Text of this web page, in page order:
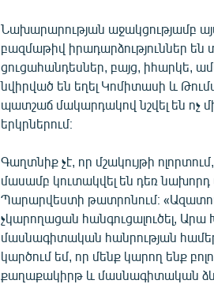
Նախարարության աջակցությամբ
բազմաթիվ իրադարձություններ են
ցուցահանդեսներ, բայց, իհարկե,
նվիրված են եղել Կոմիտասի և
պատշաճ մակարդակով նշվել են ոչ
երկրներում։
Գաղտնիք չէ, որ մշակույթի
մասամբ կուտակվել են դեռ
Պարարվեստի թատրոնում։
չկարողացան հանգուցալուծել,
մասնագիտական հանրության
կարծում եմ, որ մենք կարող ենք
քաղաքակիրթ և մասնագիտական